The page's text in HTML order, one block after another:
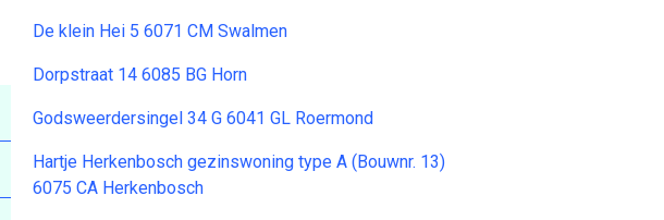
De klein Hei 5 6071 CM Swalmen
Dorpstraat 14 6085 BG Horn
Godsweerdersingel 34 G 6041 GL Roermond
Hartje Herkenbosch gezinswoning type A (Bouwnr. 13)
6075 CA Herkenbosch